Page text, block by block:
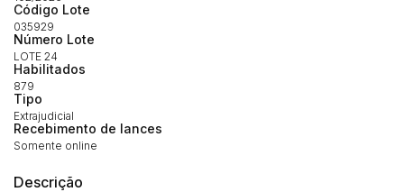
Código Lote
035929
Número Lote
LOTE 24
Habilitados
879
Tipo
Extrajudicial
Recebimento de lances
Somente online
Descrição
Envie sua Proposta
Histórico de Propostas
Clique aqui para fazer login
Habilite-se para efetuar lances ou
propostas